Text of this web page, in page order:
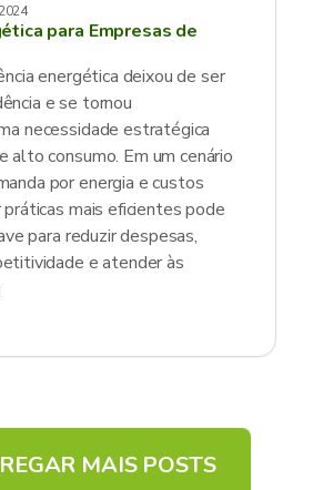
para Empresas de
energética deixou de ser
e se tornou
necessidade estratégica
alto consumo. Em um cenário
por energia e custos
mais eficientes pode
para reduzir despesas,
e atender às
MAIS POSTS